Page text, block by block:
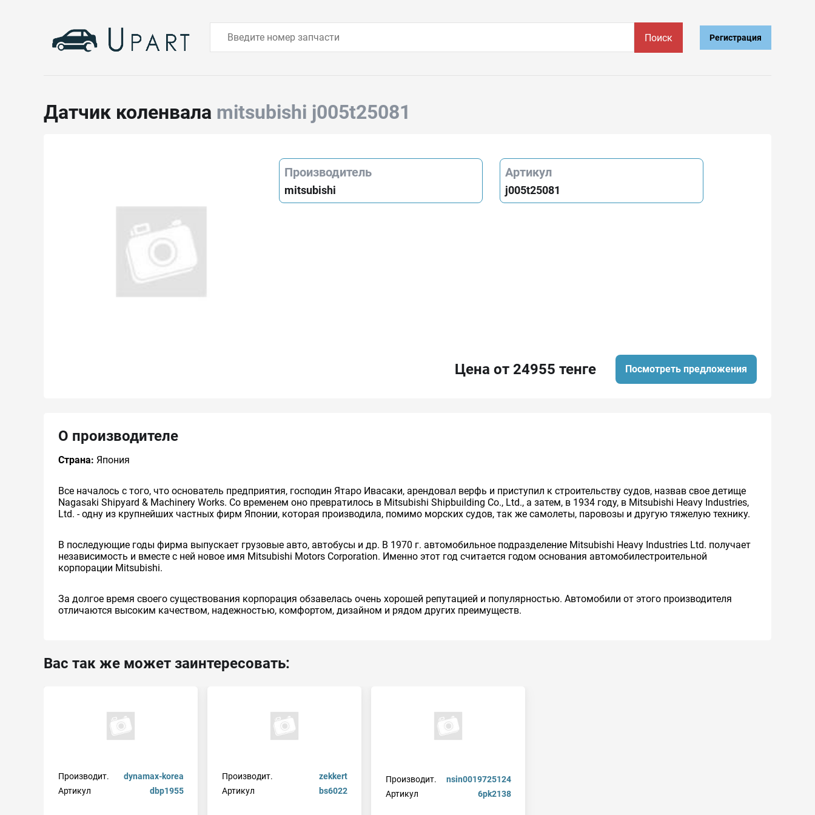
Поиск Регистрация
Датчик коленвала mitsubishi j005t25081
Производитель
mitsubishi
Артикул
j005t25081
Цена от 24955 тенге Посмотреть предложения
О производителе
Страна: Япония
Все началось с того, что основатель предприятия, господин Ятаро Ивасаки, арендовал верфь и приступил к строительству судов, назвав свое детище
Nagasaki Shipyard & Machinery Works. Со временем оно превратилось в Mitsubishi Shipbuilding Co., Ltd., а затем, в 1934 году, в Mitsubishi Heavy Industries,
Ltd. - одну из крупнейших частных фирм Японии, которая производила, помимо морских судов, так же самолеты, паровозы и другую тяжелую технику.
В последующие годы фирма выпускает грузовые авто, автобусы и др. В 1970 г. автомобильное подразделение Mitsubishi Heavy Industries Ltd. получает
независимость и вместе с ней новое имя Mitsubishi Motors Corporation. Именно этот год считается годом основания автомобилестроительной
корпорации Mitsubishi.
За долгое время своего существования корпорация обзавелась очень хорошей репутацией и популярностью. Автомобили от этого производителя
отличаются высоким качеством, надежностью, комфортом, дизайном и рядом других преимуществ.
Вас так же может заинтересовать:
Производит.
dynamax-korea
Артикул
dbp1955
Производит.
zekkert
Артикул
bs6022
Производит.
nsin0019725124
Артикул
6pk2138